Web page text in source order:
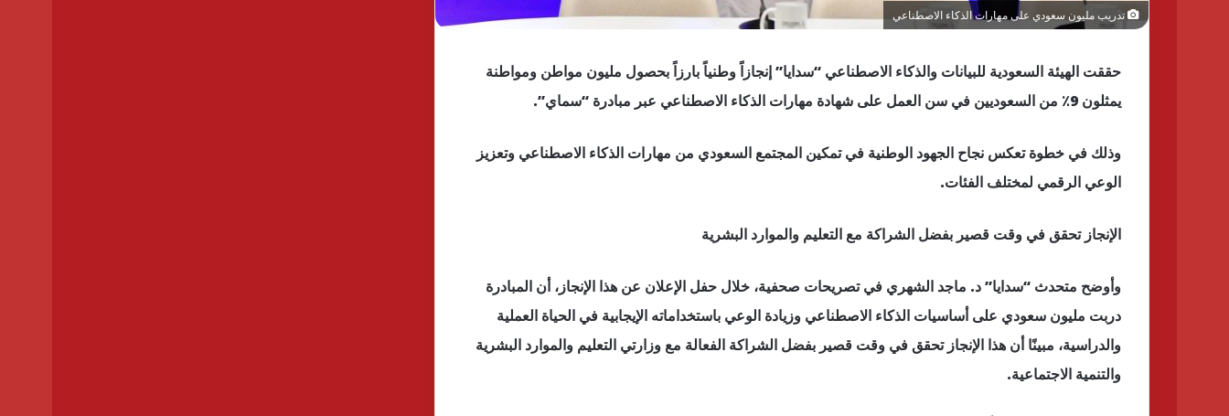
تدريب مليون سعودي على مهارات الذكاء الاصطناعي
حققت الهيئة السعودية للبيانات والذكاء الاصطناعي “سدايا” إنجازاً وطنياً بارزاً بحصول مليون مواطن ومواطنة
يمثلون 9٪ من السعوديين في سن العمل على شهادة مهارات الذكاء الاصطناعي عبر مبادرة “سماي”.
وذلك في خطوة تعكس نجاح الجهود الوطنية في تمكين المجتمع السعودي من مهارات الذكاء الاصطناعي وتعزيز
الوعي الرقمي لمختلف الفئات.
الإنجاز تحقق في وقت قصير بفضل الشراكة مع التعليم والموارد البشرية
وأوضح متحدث “سدايا” د. ماجد الشهري في تصريحات صحفية، خلال حفل الإعلان عن هذا الإنجاز، أن المبادرة
دربت مليون سعودي على أساسيات الذكاء الاصطناعي وزيادة الوعي باستخداماته الإيجابية في الحياة العملية
والدراسية، مبينًا أن هذا الإنجاز تحقق في وقت قصير بفضل الشراكة الفعالة مع وزارتي التعليم والموارد البشرية
والتنمية الاجتماعية.